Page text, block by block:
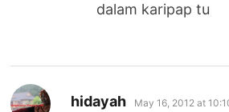
dalam karipap tu
hidayah says:
May 16, 2012 at